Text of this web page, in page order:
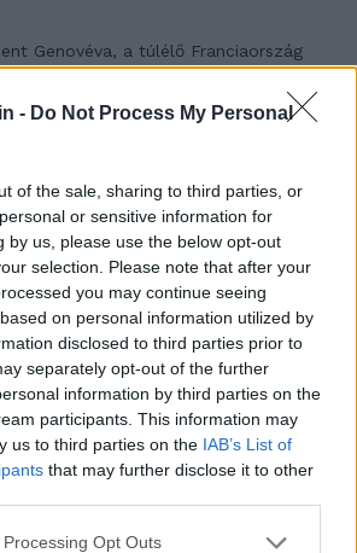
- Do Not Process My Personal
of the sale, sharing to third parties, or
or sensitive information for
by us, please use the below opt-out
selection. Please note that after your
you may continue seeing
on personal information utilized by
disclosed to third parties prior to
separately opt-out of the further
information by third parties on the
participants. This information may
us to third parties on the IAB’s List of
that may further disclose it to other
Opt Outs
Genovéva, a túlélő Franciaország
11. rész
szereti a fiatal lányokat 14. rész
amikor segítséget kérnek?